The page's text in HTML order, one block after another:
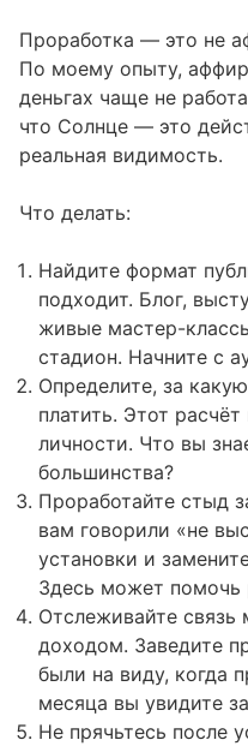
Проработка — это не
По моему опыту,
деньгах чаще не
что Солнце — это
реальная видимость.
Что делать:
Найдите формат
подходит. Блог,
живые мастер-
стадион. Начните с
Определите, за
платить. Этот
личности. Что вы
большинства?
Проработайте стыд
вам говорили «не
установки и
Здесь может помочь
Отслеживайте
доходом. Заведите
были на виду, когда
месяца вы увидите
Не прячьтесь после